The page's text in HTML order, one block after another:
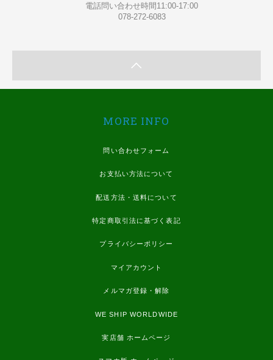
電話問い合わせ時間11:00-17:00
078-272-6083
MORE INFO
問い合わせフォーム
お支払い方法について
配送方法・送料について
特定商取引法に基づく表記
プライバシーポリシー
マイアカウント
メルマガ登録・解除
WE SHIP WORLDWIDE
実店舗 ホームページ